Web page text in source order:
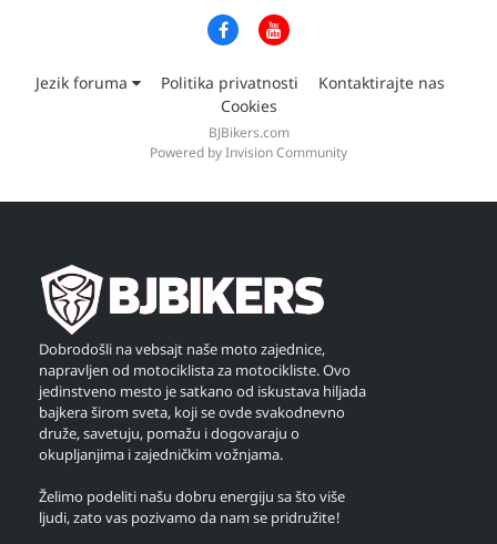
Jezik foruma Politika privatnosti
Kontaktirajte nas
Cookies
BJBikers.com
Powered by Invision Community
Dobrodošli na vebsajt naše moto zajednice,
napravljen od motociklista za motocikliste. Ovo
jedinstveno mesto je satkano od iskustava hiljada
bajkera širom sveta, koji se ovde svakodnevno
druže, savetuju, pomažu i dogovaraju o
okupljanjima i zajedničkim vožnjama.
Želimo podeliti našu dobru energiju sa što više
ljudi, zato vas pozivamo da nam se pridružite!